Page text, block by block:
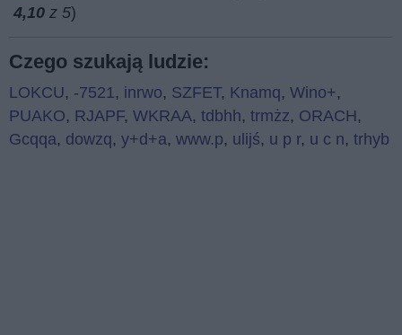
4,10 z 5)
Czego szukają ludzie:
LOKCU, -7521, inrwo, SZFET, Knamq, Wino+,
PUAKO, RJAPF, WKRAA, tdbhh, trmżz, ORACH,
Gcqqa, dowzq, y+d+a, www.p, ulijś, u p r, u c n, trhyb